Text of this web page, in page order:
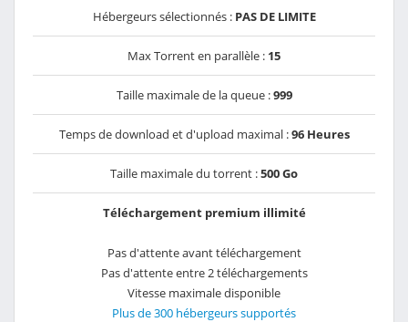
Hébergeurs sélectionnés : PAS DE LIMITE
Max Torrent en parallèle : 15
Taille maximale de la queue :999
Temps de download et d'upload maximal :96 Heures
Taille maximale du torrent :500 Go
Téléchargement premium illimité
Pas d'attente avant téléchargement
Pas d'attente entre 2 téléchargements
Vitesse maximale disponible
Plus de 300 hébergeurs supportés